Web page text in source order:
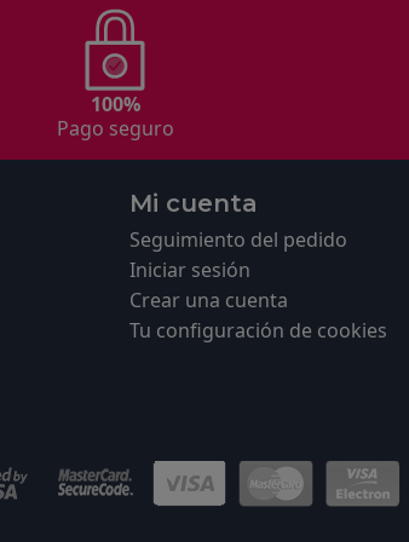
100%
Pago seguro
Mi cuenta
Seguimiento del pedido
Iniciar sesión
Crear una cuenta
Tu configuración de cookies